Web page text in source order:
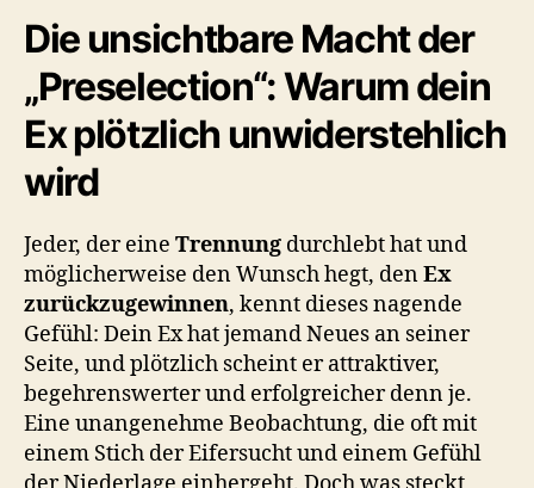
begehrenswerter
&
du
dich
nutzt
Die unsichtbare Macht der
„Preselection“: Warum dein
Ex plötzlich unwiderstehlich
wird
Jeder, der eine Trennung durchlebt hat und
möglicherweise den Wunsch hegt, denEx
zurückzugewinnen, kennt dieses nagende
Gefühl: Dein Ex hat jemand Neues an seiner
Seite, und plötzlich scheint er attraktiver,
begehrenswerter und erfolgreicher denn je.
Eine unangenehme Beobachtung, die oft mit
einem Stich der Eifersucht und einem Gefühl